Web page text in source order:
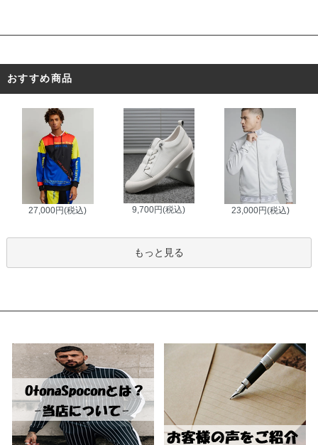
おすすめ商品
27,000円(税込) 9,700円(税込) 23,000円(税込)
もっと見る